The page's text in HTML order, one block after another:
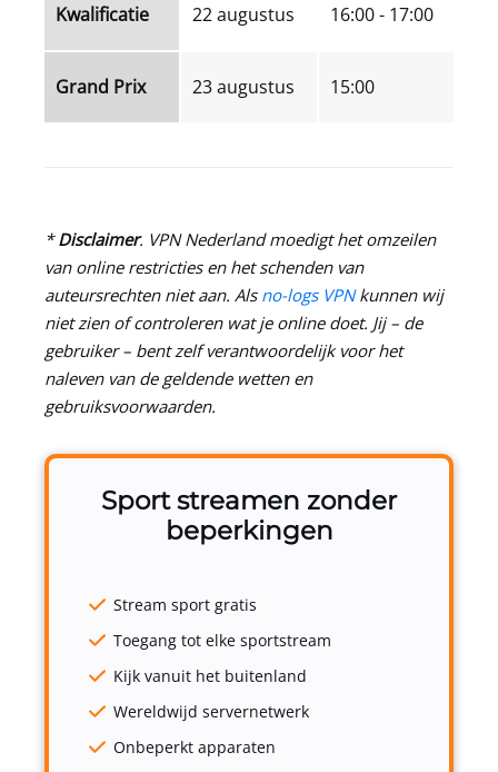
Kwalificatie 22 augustus 16:00 - 17:00
Grand Prix 23 augustus 15:00
*Disclaimer. VPN Nederlandmoedigt het omzeilen
van online restricties en het schenden van
auteursrechten niet aan. Als no-logs VPNkunnen wij
niet zien of controleren wat je online doet. Jij – de
gebruiker – bent zelf verantwoordelijk voor het
naleven van de geldende wetten en
gebruiksvoorwaarden.
Sport streamen zonder
beperkingen
Stream sport gratis
Toegang tot elke sportstream
Kijk vanuit het buitenland
Wereldwijd servernetwerk
Onbeperkt apparaten